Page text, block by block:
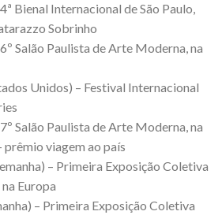
Bienal Internacional de São Paulo,
Sobrinho
Salão Paulista de Arte Moderna, na
Unidos) – Festival Internacional
Salão Paulista de Arte Moderna, na
viagem ao país
– Primeira Exposição Coletiva
Europa
– Primeira Exposição Coletiva